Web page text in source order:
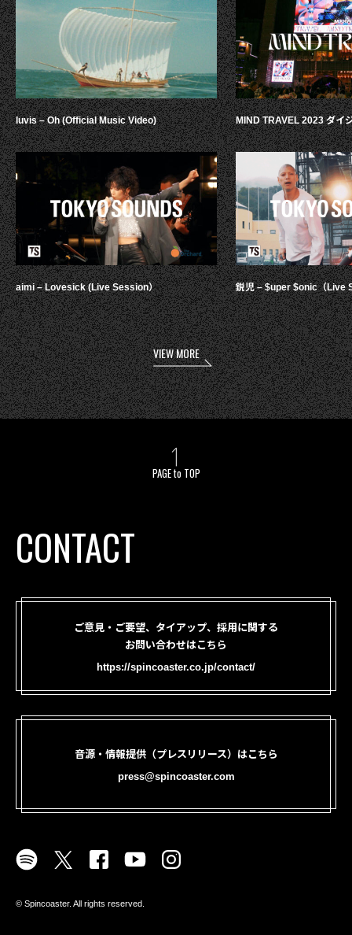
luvis – Oh (Official Music Video)
aimi – Lovesick (Live Session）
MIND TRAVEL 2023 ダイ
鋭児 – $uper $onic（Live
VIEW MORE
PAGE to TOP
CONTACT
ご意見・ご要望、タイアップ、採用に関する
お問い合わせはこちら
https://spincoaster.co.jp/contact/
音源・情報提供（プレスリリース）はこちら
press@spincoaster.com
©︎ Spincoaster. All rights reserved.